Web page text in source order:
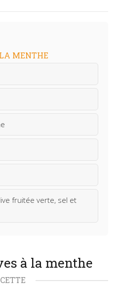
MENTHE
fruitée verte, sel et
à la menthe